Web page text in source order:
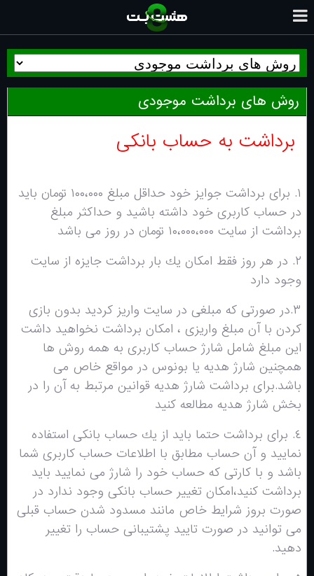
روش های برداشت موجودی
برداشت به حساب بانکی
١. براى برداشت جوايز خود حداقل مبلغ ۱۰۰،٠٠٠ تومان بايد
در حساب كاربرى خود داشته باشيد و حداكثر مبلغ
برداشت از سايت ۱۰،٠٠٠،٠٠٠ تومان در روز مى باشد
٢. در هر روز فقط امكان يك بار برداشت جايزه از سايت
وجود دارد
٣.در صورتى كه مبلغى در سايت واريز كرديد بدون بازى
كردن با آن مبلغ واريزى ، امكان برداشت نخواهيد داشت
اين مبلغ شامل شارژ حساب كاربرى به همه روش ها
همچنين شارژ هديه يا بونوس در مواقع خاص مى
باشد.برای برداشت شارژ هدیه قوانین مرتبط به آن را در
بخش شارژ هدیه مطالعه کنید
٤. براى برداشت حتما بايد از يك حساب بانكى استفاده
نماييد و آن حساب مطابق با اطلاعات حساب كاربرى شما
باشد و با کارتی که حساب خود را شارژ می نمایید باید
برداشت کنید،امكان تغيير حساب بانكى وجود ندارد در
صورت بروز شرايط خاص مانند مسدود شدن حساب قبلى
مى توانيد در صورت تاييد پشتيبانى حساب را تغيير
دهيد.